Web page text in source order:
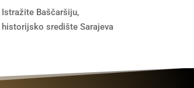
Istražite Baščaršiju,
historijsko središte Sarajeva